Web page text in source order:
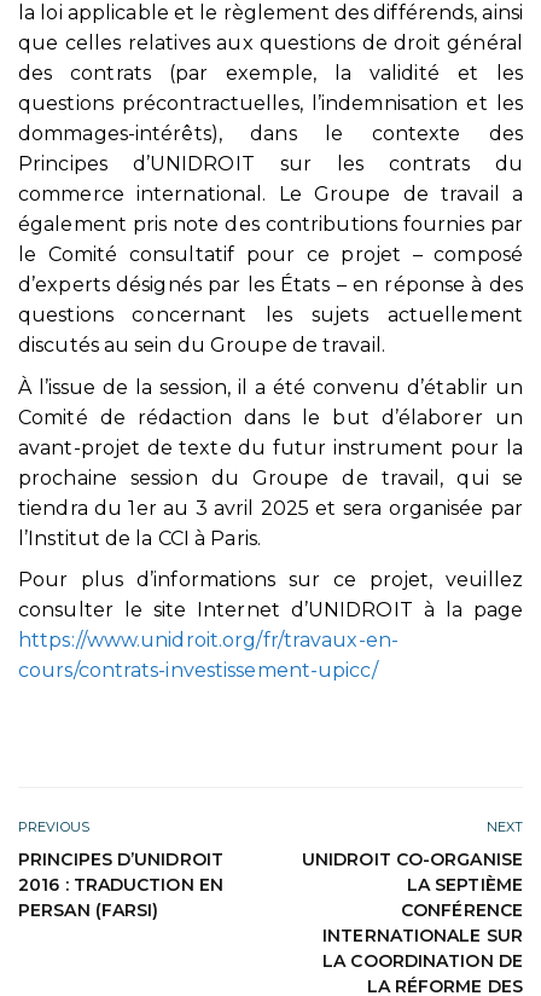
la loi applicable et le règlement des différends, ainsi
que celles relatives aux questions de droit général
des contrats (par exemple, la validité et les
questions précontractuelles, l’indemnisation et les
dommages-intérêts), dans le contexte des
Principes d’UNIDROIT sur les contrats du
commerce international. Le Groupe de travail a
également pris note des contributions fournies par
le Comité consultatif pour ce projet – composé
d’experts désignés par les États – en réponse à des
questions concernant les sujets actuellement
discutés au sein du Groupe de travail.
À l’issue de la session, il a été convenu d’établir un
Comité de rédaction dans le but d’élaborer un
avant-projet de texte du futur instrument pour la
prochaine session du Groupe de travail, qui se
tiendra du 1er au 3 avril 2025 et sera organisée par
l’Institut de la CCI à Paris.
Pour plus d’informations sur ce projet, veuillez
consulter le site Internet d’UNIDROIT à la page
https://www.unidroit.org/fr/travaux-en-
cours/contrats-investissement-upicc/
PREVIOUS
PRINCIPES D’UNIDROIT
2016 : TRADUCTION EN
PERSAN (FARSI)
NEXT
UNIDROIT CO-ORGANISE
LA SEPTIÈME
CONFÉRENCE
INTERNATIONALE SUR
LA COORDINATION DE
LA RÉFORME DES